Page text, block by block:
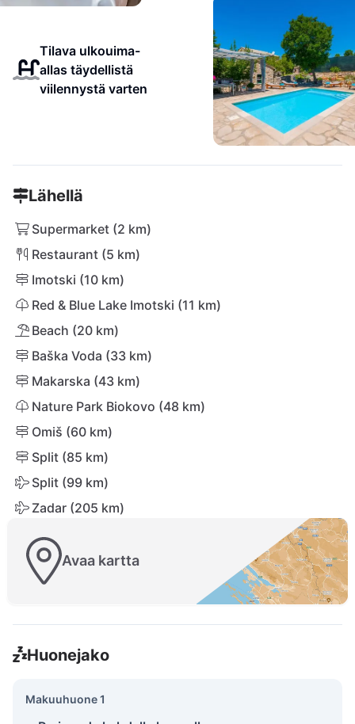
Tilava ulkouima-
allas täydellistä
viilennystä varten
Lähellä
Supermarket (2 km)
Restaurant (5 km)
Imotski (10 km)
Red & Blue Lake Imotski (11 km)
Beach (20 km)
Baška Voda (33 km)
Makarska (43 km)
Nature Park Biokovo (48 km)
Omiš (60 km)
Split (85 km)
Split (99 km)
Zadar (205 km)
Avaa kartta
Huonejako
Makuuhuone 1